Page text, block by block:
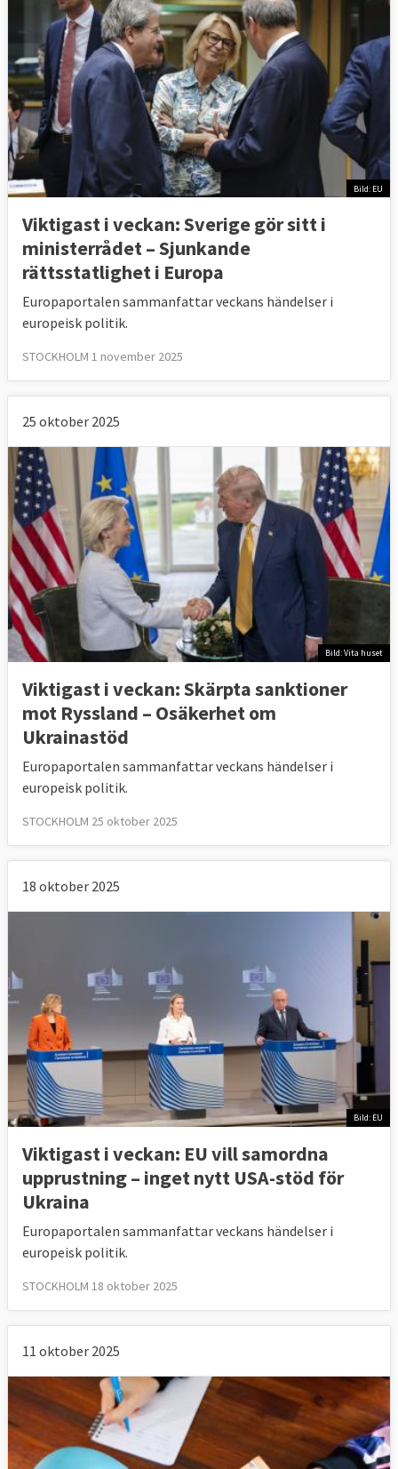
Bild: EU
Viktigast i veckan: Sverige gör sitt i
ministerrådet – Sjunkande
rättsstatlighet i Europa
Europaportalen sammanfattar veckans händelser i
europeisk politik.
STOCKHOLM 1 november 2025
25 oktober 2025
Bild: Vita huset
Viktigast i veckan: Skärpta sanktioner
mot Ryssland – Osäkerhet om
Ukrainastöd
Europaportalen sammanfattar veckans händelser i
europeisk politik.
STOCKHOLM 25 oktober 2025
18 oktober 2025
Bild: EU
Viktigast i veckan: EU vill samordna
upprustning – inget nytt USA-stöd för
Ukraina
Europaportalen sammanfattar veckans händelser i
europeisk politik.
STOCKHOLM 18 oktober 2025
11 oktober 2025